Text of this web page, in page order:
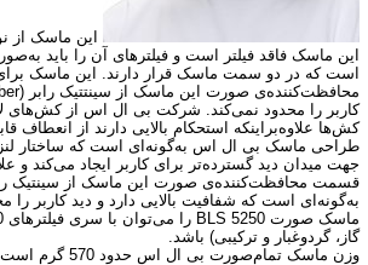
این ماسک از
این ماسک فاقد فیلتر است و فیلترهای آن را باید
است که در دو سمت ماسک قرار دارند. این ماسک
کاربر را محدود نمی‌کند. شرکت بی ال اس از
کش‌ها علاوه‌براینکه استحکام بالایی دارند از
طراحی ماسک بی ال اس به‌گونه‌ای است که ساختار
جهت میدان دید گسترده‌تر برای کاربر ایجاد می‌کند و
به‌گونه‌ای است که شفافیت بالایی دارد و دید کاربر را
گاز، گردوغبار و ترکیبی) باشد.
وزن ماسک تمام‌صورت بی ال اس حدود 570 گرم است. تک سایز است و برای فعالیت‌های نجاری و جوشکاری مناسب است.